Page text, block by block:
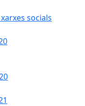
socials